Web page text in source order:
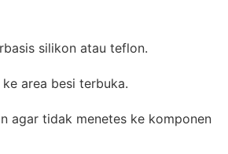
silikon atau teflon.
area besi terbuka.
agar tidak menetes ke komponen